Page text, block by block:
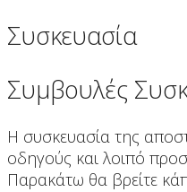
Συσκευασία
Συμβουλές
Η συσκευασία της
οδηγούς και λοιπό
Παρακάτω θα βρείτε